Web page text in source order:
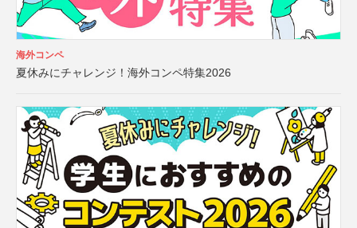
海外コンペ
夏休みにチャレンジ！海外コンペ特集2026